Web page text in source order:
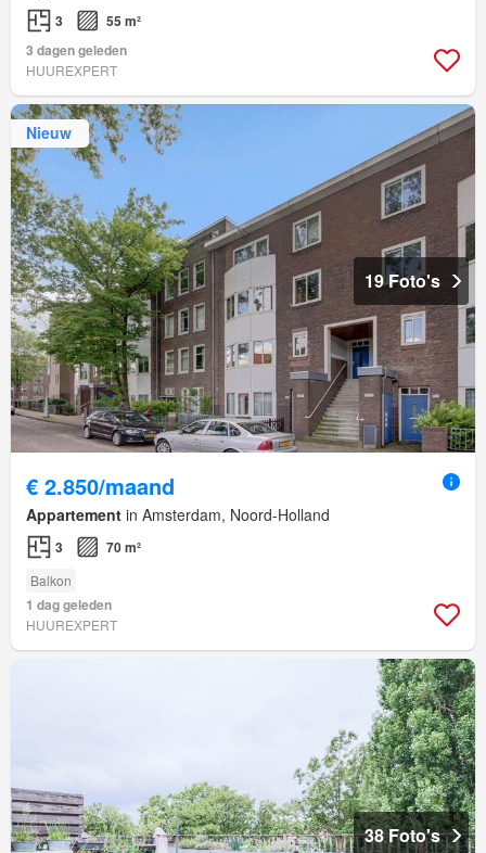
3
55 m²
3 dagen geleden
HUUREXPERT
Nieuw
19 Foto's
€ 2.850/maand
Appartement in Amsterdam, Noord-Holland
3 70 m²
Balkon
1 dag geleden
HUUREXPERT
38 Foto's